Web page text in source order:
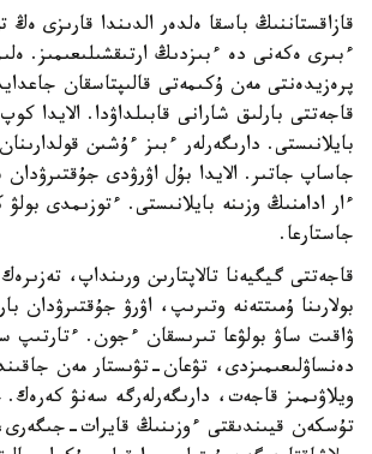
قازاقستاننىڭ باسقا ەلدەر الدىندا قارىزى
ءبىرى ەكەنى دە ءبىزدىڭ ارتىقشىلىعىمىز.
پرەزيدەنتى مەن ۇكىمەتى قالىپتاسقان
قاجەتتى بارلىق شارانى قابىلداۋدا. الايدا
بايلانىستى. دارىگەرلەر ءبىز ءۇشىن
جاساپ جاتىر. الايدا بۇل اۋرۋدى جۇقتىرۋدان
ءار ادامنىڭ وزىنە بايلانىستى. ءتوزىمدى
جاستارعا.
قاجەتتى گيگيەنا تالاپتارىن ورىنداپ،
بولارىنا ۇمىتتەنە وتىرىپ، اۋرۋ جۇقتىرۋدان
ۋاقىت ساۋ بولۋعا تىرىسقان ءجون. ءتارتىپ
دەنساۋلىعىمىزدى، تۋعان-تۋىستار مەن
ويلاۋىمىز قاجەت، دارىگەرلەرگە سەنۋ كەرەك.
تۇسكەن قيىندىقتى ءوزىنىڭ قايرات-